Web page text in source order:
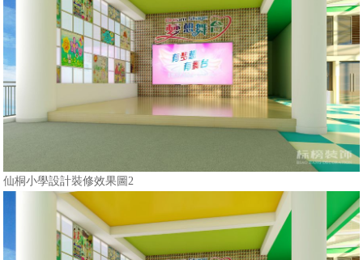
仙桐小學設計裝修效果圖2